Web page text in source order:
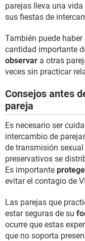
parejas lleva una
sus fiestas de
También puede
cantidad importante
observar a otras
veces sin practicar
Consejos antes
pareja
Es necesario ser
intercambio de
de transmisión
preservativos se
Es importante
evitar el contagio de
Las parejas que
estar seguras de su
ocurre que estas
que no soporta